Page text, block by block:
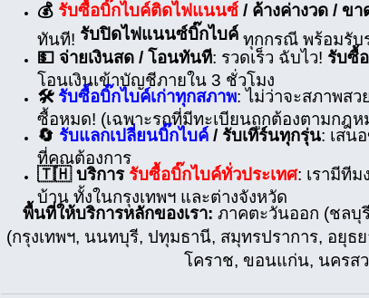
💰 รับซื้อบิ๊กไบค์ติดไฟแนนซ์/ ค้างค่างวด / ขา
ทันที! รับปิดไฟแนนซ์บิ๊กไบค์ทุกกรณี พร้อมรับ
💵 จ่ายเงินสด / โอนทันที: รวดเร็ว ฉับไว! รับซื้
โอนเงินเข้าบัญชีภายใน 3 ชั่วโมง
🛠️ รับซื้อบิ๊กไบค์เก่าทุกสภาพ: ไม่ว่าจะสภาพสว
ซื้อหมด! (เฉพาะรถที่มีทะเบียนถูกต้องตามกฎห
🔄 รับแลกเปลี่ยนบิ๊กไบค์/ รับเทิร์นทุกรุ่น: เสน
ที่คุณต้องการ
🇹🇭 บริการ รับซื้อบิ๊กไบค์ทั่วประเทศ: เรามีที
บ้าน ทั้งในกรุงเทพฯ และต่างจังหวัด
พื้นที่ให้บริการหลักของเรา: ภาคตะวันออก (ชลบุ
(กรุงเทพฯ, นนทบุรี, ปทุมธานี, สมุทรปราการ, อยุธ
โคราช, ขอนแก่น, นครส